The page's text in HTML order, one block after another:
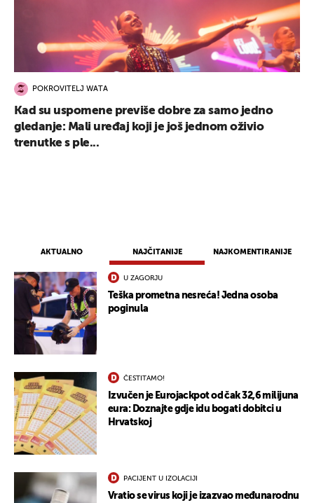
AKTUALNO NAJČITANIJE NAJKOMENTIRANIJE
U ZAGORJU
Teška prometna nesreća! Jedna osoba
poginula
ČESTITAMO!
Izvučen je Eurojackpot od čak 32,6 milijuna
eura: Doznajte gdje idu bogati dobitci u
Hrvatskoj
PACIJENT U IZOLACIJI
Vratio se virus koji je izazvao međunarodnu
POKROVITELJ WATA
Kad su uspomene previše dobre za samo jedno
gledanje: Mali uređaj koji je još jednom oživio
trenutke s ple...